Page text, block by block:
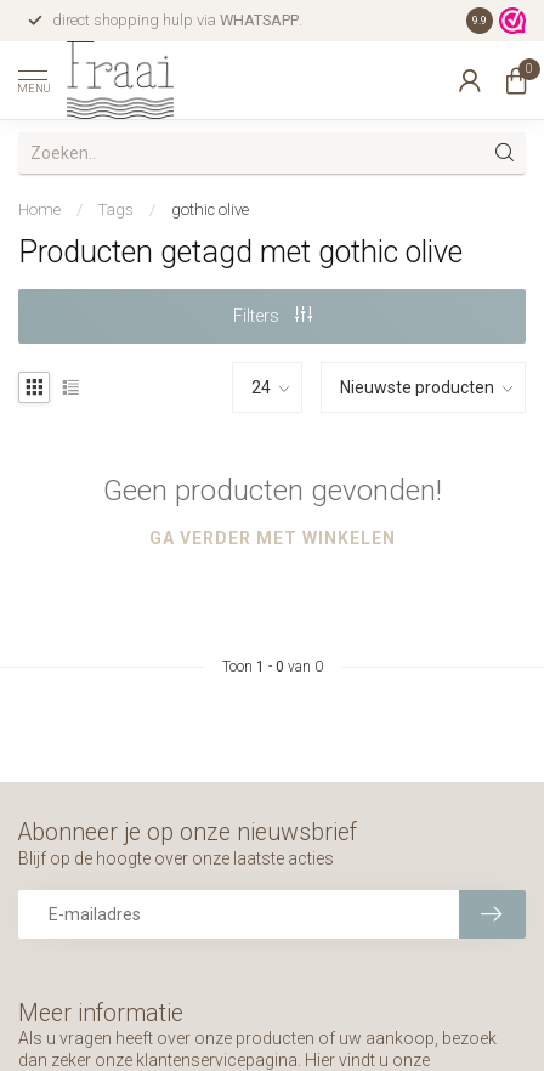
direct shopping hulp via WHATSAPP. gratis
9.9
MENU
0
Home / Tags / gothic olive
Producten getagd met gothic olive
Filters
Geen producten gevonden!
GA VERDER MET WINKELEN
Toon 1 - 0 van 0
Meer informatie
Als u vragen heeft over onze producten of uw aankoop, bezoek
dan zeker onze klantenservicepagina. Hier vindt u onze
Abonneer je op onze nieuwsbrief
Blijf op de hoogte over onze laatste acties